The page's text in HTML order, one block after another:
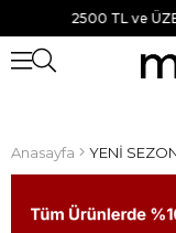
TL ve ÜZERİ
Anasayfa YENİ